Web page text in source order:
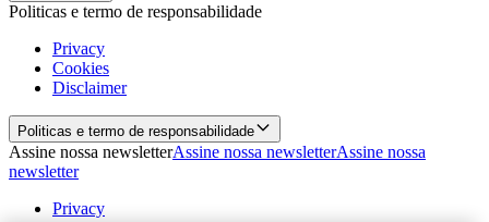
Politicas e termo de responsabilidade
Privacy
Cookies
Disclaimer
Politicas e termo de responsabilidade
Assine nossa newsletterAssine nossa newsletterAssine nossa
newsletter
Privacy